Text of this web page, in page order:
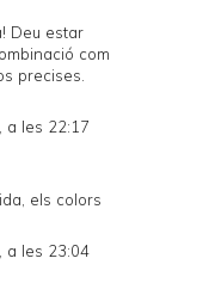
Deu estar
com
precises.
a les 22:17
els colors
a les 23:04